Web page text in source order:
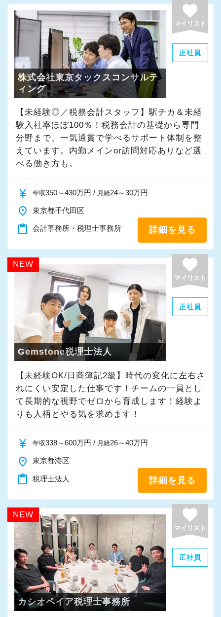
経験やスキルももちろん重要ですが、それ以上
に周囲への思いやりや感謝の気持ちを持ち、誠
実に仕事へ向き合える方と一緒に働きたいと考
えています。
・素直な姿勢で新しいことを学べる方
・周囲と協力しながら業務を進められる方
・お客様や仲間に対して誠実に対応できる方
・成長意欲を持ち、前向きにチャレンジできる
方
また、当事務所ではDX化や業務改善などにも積
「まずはやってみる」
「新しいことにも前向きに挑戦してみる」
そんな姿勢をお持ちの方であれば、経験を活か
しながらさらに成長できる環境です。
一緒に学び、成長しながら、お客様のお役に立
てる仕事をしていきませんか。
★事務所の理念★
～事業の発展に寄与するために、公正で健全な
会計・税務を通じて、貢献できる価値を提供
し、人生豊かで幸せになるための力となること
～
当事務所では、経営者やそこで働く社員の皆さ
まがより良い未来を実現できるよう、日々業務
に取り組んでいます。
を感じながら、安心して長く働ける事務所であ
りたいと考えています。
私たちと一緒に成長しながら働いてみません
か。
ご応募をお待ちしております！
favorite
マイリスト
正社員
株式会社東京タックスコンサルテ
ィング
【未経験◎／税務会計スタッフ】駅チカ＆未経
験入社率ほぼ100％！税務会計の基礎から専門
分野まで、一気通貫で学べるサポート体制を整
えています。内勤メインor訪問対応ありなど選
べる働き方も。
currency_yen 年収350～430万円 / 月給24～30万円
place 東京都千代田区
content_paste 会計事務所・税理士事務所 詳細を見る
NEW favorite
マイリスト
正社員
Gemstone税理士法人
【未経験OK/日商簿記2級】時代の変化に左右さ
れにくい安定した仕事です！チームの一員とし
て⻑期的な視野でゼロから育成します！経験よ
りも人柄とやる気を求めます！
currency_yen 年収338～600万円 / 月給26～40万円
place 東京都港区
content_paste 税理士法人 詳細を見る
NEW favorite
マイリスト
正社員
カシオペイア税理士事務所